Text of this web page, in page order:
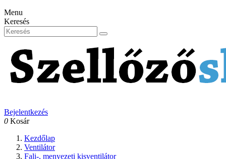
Menu
Keresés
Bejelentkezés
0 Kosár
Kezdőlap
Ventilátor
Fali-, menyezeti kisventilátor